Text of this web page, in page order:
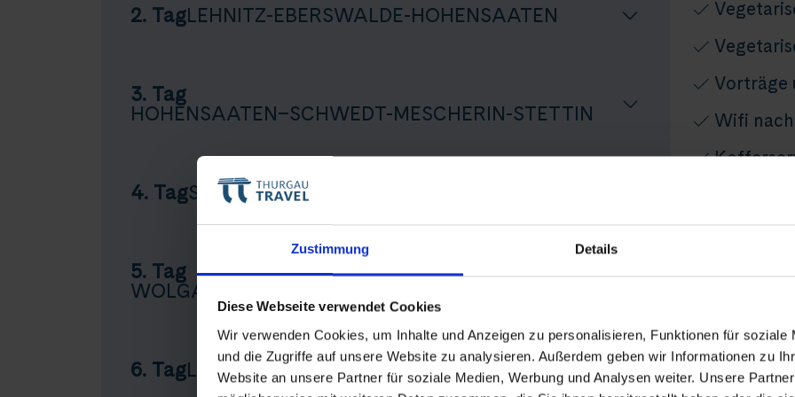
Zustimmung Details
Diese Webseite verwendet Cookies
Wir verwenden Cookies, um Inhalte und Anzeigen zu personalisieren, Funktionen für soziale
und die Zugriffe auf unsere Website zu analysieren. Außerdem geben wir Informationen zu
Website an unsere Partner für soziale Medien, Werbung und Analysen weiter. Unsere
Teile diese Reise
Rad-Flussreise an Oder und Ostsee
2. TagLEHNITZ-EBERSWALDE-HOHENSAATEN
3. Tag
HOHENSAATEN–SCHWEDT-MESCHERIN-STETTIN
4. TagSTETTIN-WOLGAST
5. Tag
WOLGAST-GREIFSWALD-LAUTERBACH/RÜGEN
6. TagLAUTERBACH/RÜGEN–VITTE/HIDDENSEE
Vorträge
Wifi
Audio-